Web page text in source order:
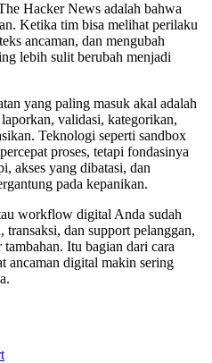
Hacker News adalah bahwa
Ketika tim bisa melihat perilaku
ancaman, dan mengubah
lebih sulit berubah menjadi
yang paling masuk akal adalah
validasi, kategorikan,
Teknologi seperti sandbox
proses, tetapi fondasinya
akses yang dibatasi, dan
pada kepanikan.
workflow digital Anda sudah
dan support pelanggan,
Itu bagian dari cara
ancaman digital makin sering